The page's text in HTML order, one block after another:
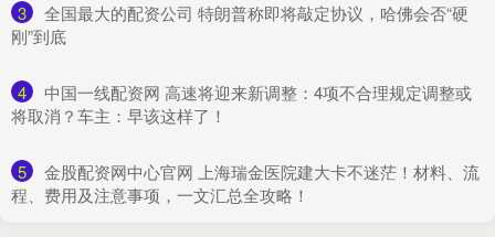
3
​全国最大的配资公司 特朗普称即将敲定协议，哈佛会否“硬
刚”到底
4
​中国一线配资网 高速将迎来新调整：4项不合理规定调整或
将取消？车主：早该这样了！
5
​金股配资网中心官网 上海瑞金医院建大卡不迷茫！材料、流
程、费用及注意事项，一文汇总全攻略！